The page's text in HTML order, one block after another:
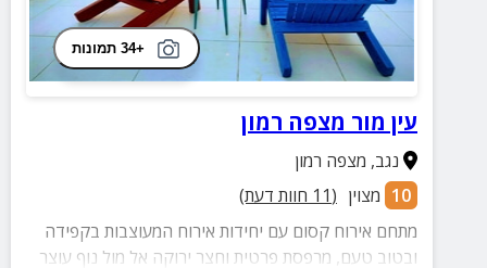
+34 תמונות
עין מור מצפה רמון
נגב, מצפה רמון
10 מצוין (
11 חוות דעת)
מתחם אירוח קסום עם יחידות אירוח המעוצבות בקפידה
ובטוב טעם, מרפסת פרטית וחצר ירוקה אל מול נוף עוצר